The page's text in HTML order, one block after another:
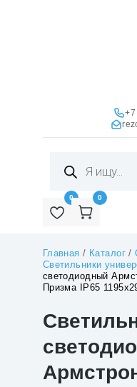
товаров
0 0
Главная / Каталог/
Светильники
светодиодный
Призма IP65